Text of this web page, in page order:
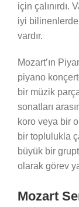
için çalınırdı.
iyi
vardır.
Mozart’ın
piyano
bir müzik
sonatları
koro veya bir
bir toplulukla
büyük bir
olarak görev
Mozart